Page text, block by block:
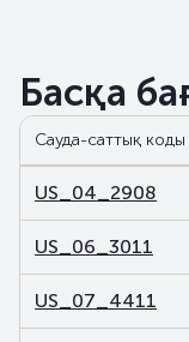
Басқа
Сауда-саттық коды
US_04_2908
US_06_3011
US_07_4411